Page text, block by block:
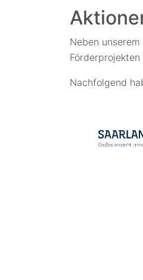
Neben unserem
Nachfolgend